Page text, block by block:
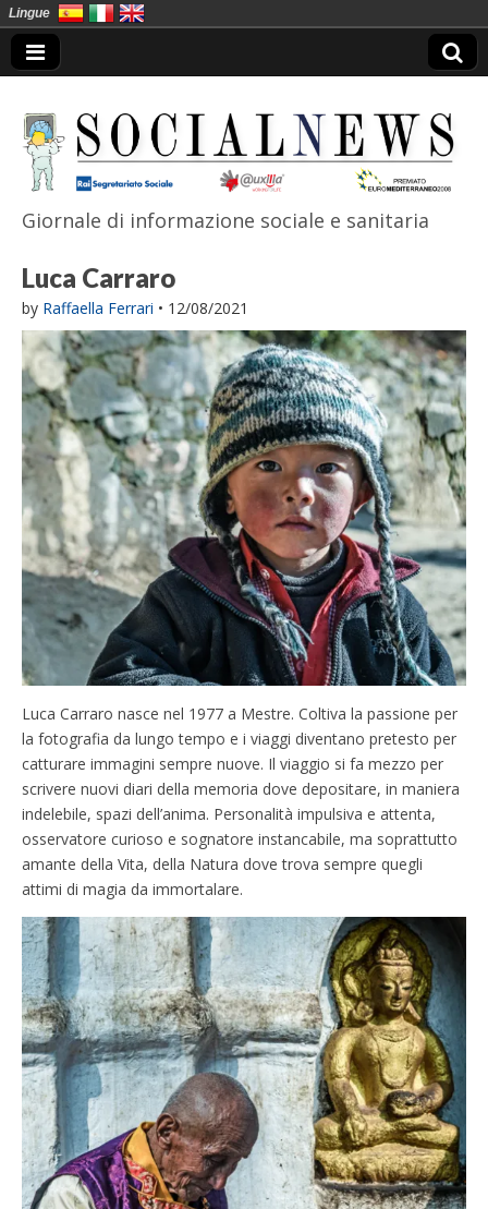
SocialNews
Giornale di informazione sociale e sanitaria
Luca Carraro
by Raffaella Ferrari • 12/08/2021
Luca Carraro nasce nel 1977 a Mestre. Coltiva la passione per
la fotografia da lungo tempo e i viaggi diventano pretesto per
catturare immagini sempre nuove. Il viaggio si fa mezzo per
scrivere nuovi diari della memoria dove depositare, in maniera
indelebile, spazi dell’anima. Personalità impulsiva e attenta,
osservatore curioso e sognatore instancabile, ma soprattutto
amante della Vita, della Natura dove trova sempre quegli
attimi di magia da immortalare.
Lingue